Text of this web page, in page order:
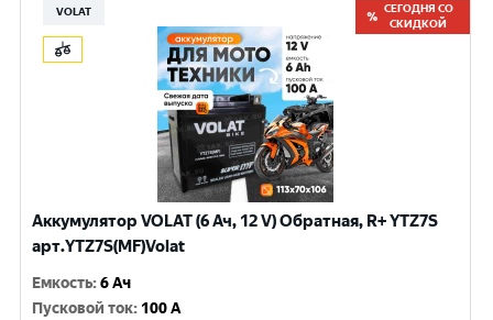
VOLAT
СЕГОДНЯ СО
СКИДКОЙ
Аккумулятор VOLAT (6 Ач, 12 V) Обратная, R+ YTZ7S
арт.YTZ7S(MF)Volat
Емкость:6 Ач
Пусковой ток: 100 A